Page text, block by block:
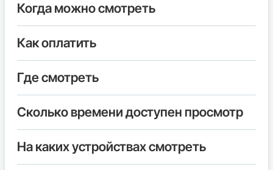
Когда можно смотреть
Как оплатить
Где смотреть
Сколько времени доступен просмотр
На каких устройствах смотреть